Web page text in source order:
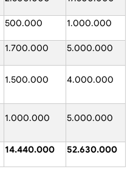
500.000 1.000.000
1.700.000 5.000.000
1.500.000 4.000.000
1.000.000 5.000.000
14.440.000 52.630.000